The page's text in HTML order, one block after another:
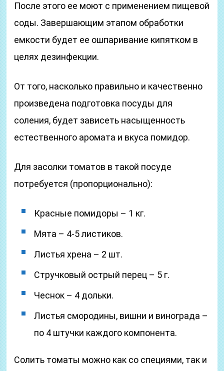
После этого ее моют с применением пищевой
соды. Завершающим этапом обработки
емкости будет ее ошпаривание кипятком в
целях дезинфекции.
От того, насколько правильно и качественно
произведена подготовка посуды для
соления, будет зависеть насыщенность
естественного аромата и вкуса помидор.
Для засолки томатов в такой посуде
потребуется (пропорционально):
Красные помидоры – 1 кг.
Мята – 4-5 листиков.
Листья хрена – 2 шт.
Стручковый острый перец – 5 г.
Чеснок – 4 дольки.
Листья смородины, вишни и винограда –
по 4 штучки каждого компонента.
Солить томаты можно как со специями, так и